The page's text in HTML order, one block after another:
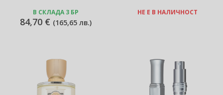
В СКЛАДА 3 БР
84,70 € (165,65 лв.)
НЕ Е В НАЛИЧНОСТ